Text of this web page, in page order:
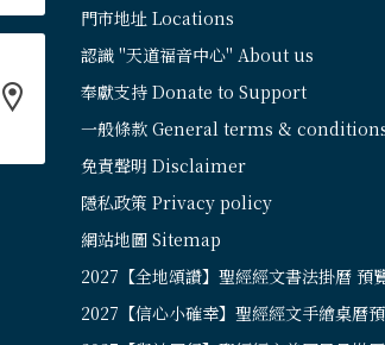
門市地址 Locations
認識 "天道福音中心" About us
奉獻支持 Donate to Support
一般條款 General terms &
免責聲明 Disclaimer
隱私政策 Privacy policy
網站地圖 Sitemap
2027【全地頌讚】聖經經文書法掛曆 預
2027【信心小確幸】聖經經文手繪桌曆